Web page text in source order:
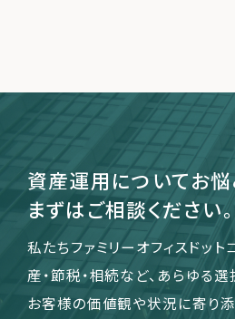
資産運用についてお悩
まずはご相談ください。
私たちファミリーオフィスドッ
産・節税・相続など、あらゆる選
お客様の価値観や状況に寄り